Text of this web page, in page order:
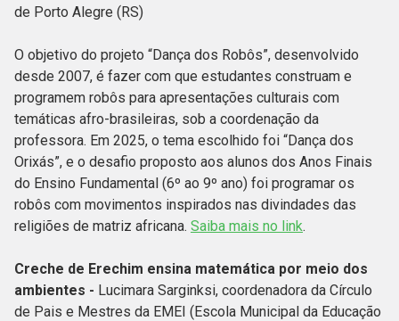
de Porto Alegre (RS)
O objetivo do projeto “Dança dos Robôs”, desenvolvido
desde 2007, é fazer com que estudantes construam e
programem robôs para apresentações culturais com
temáticas afro-brasileiras, sob a coordenação da
professora. Em 2025, o tema escolhido foi “Dança dos
Orixás”, e o desafio proposto aos alunos dos Anos Finais
do Ensino Fundamental (6º ao 9º ano) foi programar os
robôs com movimentos inspirados nas divindades das
religiões de matriz africana. Saiba mais no link.
Creche de Erechim ensina matemática por meio dos
ambientes - Lucimara Sarginksi, coordenadora da Círculo
de Pais e Mestres da EMEI (Escola Municipal da Educação